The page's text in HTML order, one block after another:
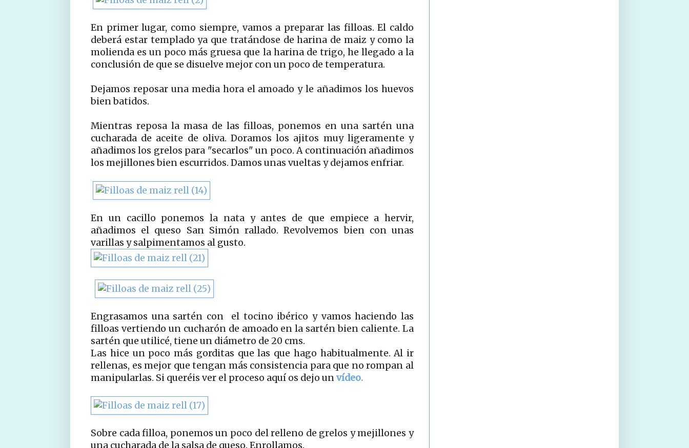
En primer lugar, como siempre, vamos a preparar las filloas. El caldo
deberá estar templado ya que tratándose de harina de maiz y como la
molienda es un poco más gruesa que la harina de trigo, he llegado a la
conclusión de que se disuelve mejor con un poco de temperatura.
Dejamos reposar una media hora el amoado y le añadimos los huevos
bien batidos.
Mientras reposa la masa de las filloas, ponemos en una sartén una
cucharada de aceite de oliva. Doramos los ajitos muy ligeramente y
añadimos los grelos para "secarlos" un poco. A continuación añadimos
los mejillones bien escurridos. Damos unas vueltas y dejamos enfriar.
En un cacillo ponemos la nata y antes de que empiece a hervir,
añadimos el queso San Simón rallado. Revolvemos bien con unas
varillas y salpimentamos al gusto.
Engrasamos una sartén con el tocino ibérico y vamos haciendo las
filloas vertiendo un cucharón de amoado en la sartén bien caliente. La
sartén que utilicé, tiene un diámetro de 20 cms.
Las hice un poco más gorditas que las que hago habitualmente. Al ir
rellenas, es mejor que tengan más consistencia para que no rompan al
manipularlas. Si queréis ver el proceso aquí os dejo unvídeo.
Sobre cada filloa, ponemos un poco del relleno de grelos y mejillones y
una cucharada de la salsa de queso. Enrollamos.